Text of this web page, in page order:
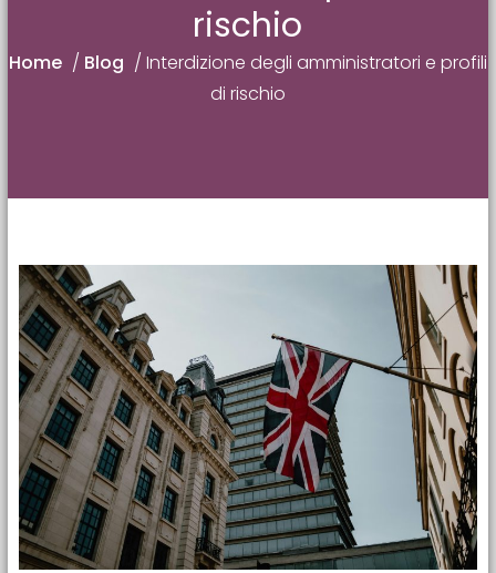
rischio
Home / Blog / Interdizione degli amministratori e profili
di rischio